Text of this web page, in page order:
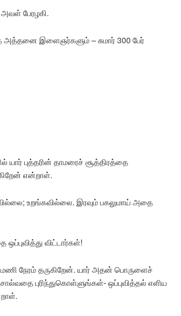
பேரழகி.
அத்தனை இளைஞர்களும் – சுமார் 300 பேர்
யார் புத்தரின் தாமரைச் சூத்திரத்தை
என்றாள்.
உறங்கவில்லை. இரவும் பகலுமாய் அதை
விட்டார்கள்!
நேரம் தருகிறேன். யார் அதன் பொருளைச்
புரிந்துகொள்ளுங்கள்- ஒப்புவித்தல் எளிய